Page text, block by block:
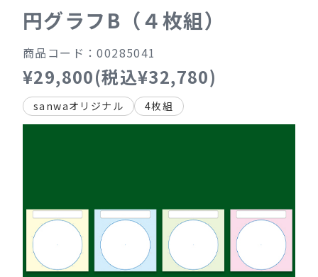
円グラフB（４枚組）
商品コード：00285041
¥29,800(税込¥32,780)
sanwaオリジナル 4枚組